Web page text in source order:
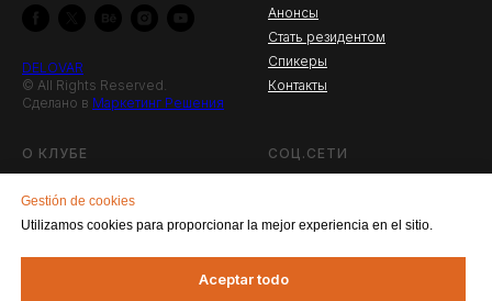
Gestión de cookies
Utilizamos cookies para proporcionar la mejor experiencia en el sitio.
Aceptar todo
DELOVAR
© All Rights Reserved.
Сделано в Маркетинг Решения
Анонсы
Стать резидентом
Спикеры
Контакты
О КЛУБЕ
Новости
Резиденты клуба
Прошедшие мероприятия
СОЦ.СЕТИ